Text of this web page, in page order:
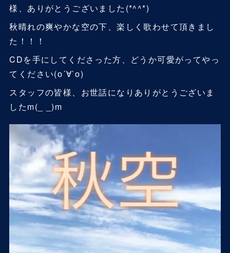
様、ありがとうございました(*^^*)
秋晴れの爽やかな空の下、楽しく歌わせて頂きまし
た！！！
CDを手にしてくださった方、どうか可愛がってやっ
てください(о´∀`о)
スタッフの皆様、お世話になりありがとうございま
したm(_ _)m